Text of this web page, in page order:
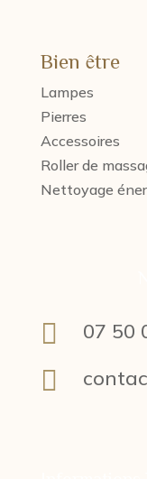
Bien être
Lampes
Pierres
Accessoires
Roller de
Nettoyage
 07 50
